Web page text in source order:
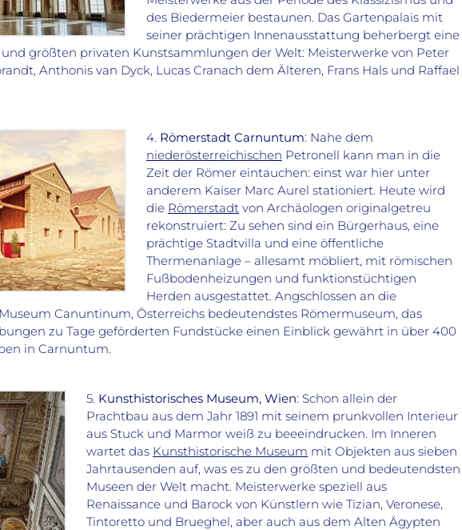
des Biedermeier bestaunen. Das Gartenpalais mit
seiner prächtigen Innenausstattung beherbergt eine
größten privaten Kunstsammlungen der Welt: Meisterwerke von Peter
Anthonis van Dyck, Lucas Cranach dem Älteren, Frans Hals und Raffael
4. Römerstadt Carnuntum: Nahe dem
niederösterreichischen Petronell kann man in die
Zeit der Römer eintauchen: einst war hier unter
anderem Kaiser Marc Aurel stationiert. Heute wird
die Römerstadt von Archäologen originalgetreu
rekonstruiert: Zu sehen sind ein Bürgerhaus, eine
prächtige Stadtvilla und eine öffentliche
Thermenanlage – allesamt möbliert, mit römischen
Fußbodenheizungen und funktionstüchtigen
Herden ausgestattet. Angschlossen an die
Canuntinum, Österreichs bedeutendstes Römermuseum, das
zu Tage geförderten Fundstücke einen Einblick gewährt in über 400
in Carnuntum.
5. Kunsthistorisches Museum, Wien: Schon allein der
Prachtbau aus dem Jahr 1891 mit seinem prunkvollen Interieur
aus Stuck und Marmor weiß zu beeeindrucken. Im Inneren
wartet das Kunsthistorische Museum mit Objekten aus sieben
Jahrtausenden auf, was es zu den größten und bedeutendsten
Museen der Welt macht. Meisterwerke speziell aus
Renaissance und Barock von Künstlern wie Tizian, Veronese,
Tintoretto und Brueghel, aber auch aus dem Alten Ägypten